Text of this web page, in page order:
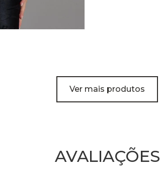
Ver mais produtos
AVALIAÇÕES